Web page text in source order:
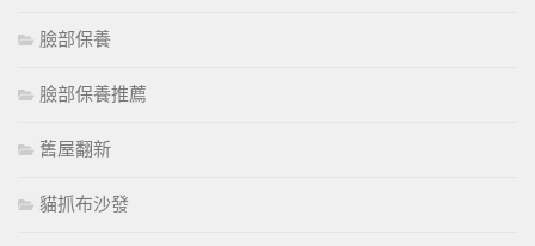
臉部保養
臉部保養推薦
舊屋翻新
貓抓布沙發